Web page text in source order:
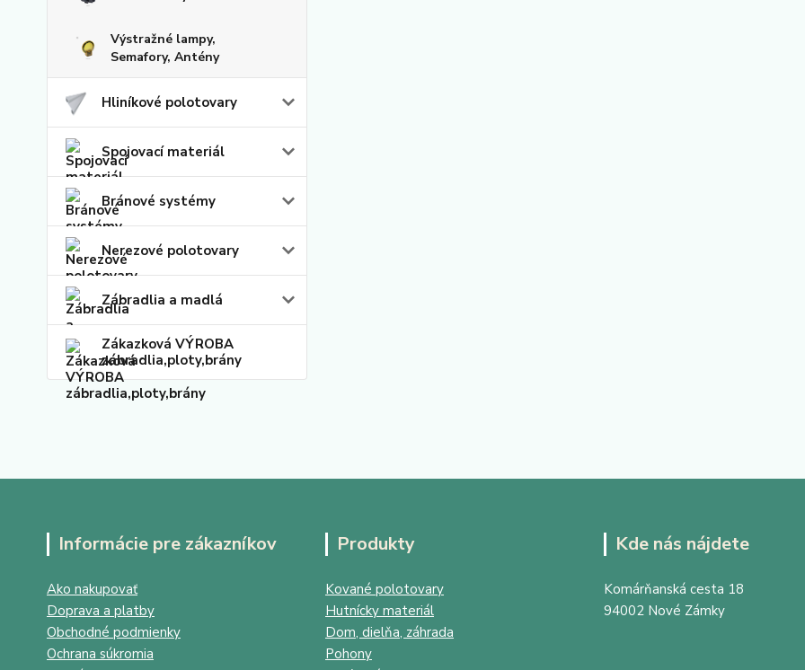
Výstražné lampy,
Semafory, Antény
Hliníkové polotovary
Spojovací materiál
Bránové systémy
Nerezové polotovary
Zábradlia a madlá
Zákazková VÝROBA
zábradlia,ploty,brány
Informácie pre zákazníkov
Ako nakupovať
Doprava a platby
Obchodné podmienky
Ochrana súkromia
Produkty
Kované polotovary
Hutnícky materiál
Dom, dielňa, záhrada
Pohony
Kde nás nájdete
Komárňanská cesta 18
94002 Nové Zámky